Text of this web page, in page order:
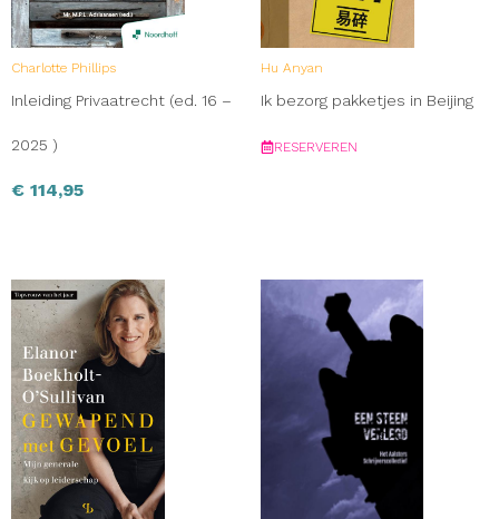
Charlotte Phillips
Inleiding Privaatrecht (ed. 16 –
2025 )
€ 114,95
Hu Anyan
Ik bezorg pakketjes in Beijing
RESERVEREN